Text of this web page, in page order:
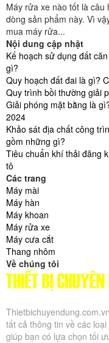
Máy rửa xe nào tốt là
dòng sản phẩm này. Vì
mua máy rửa...
Nội dung cập nhật
Kế hoạch sử dụng đất
gì?
Quy hoạch đất đai là gì?
Quy trình bồi thường giải
Giải phóng mặt bằng là
2024
Khảo sát địa chất công
gồm những gì?
Tiêu chuẩn khí thải đăng
tô
Các trang
Máy mài
Máy hàn
Máy khoan
Máy rửa xe
Máy cưa cắt
Thang nhôm
Về chúng tôi
tất cả thông tin về các
giúp bạn có lựa chọn tối